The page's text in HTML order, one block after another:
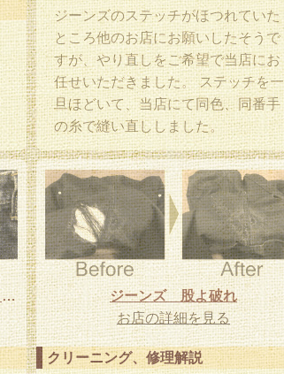
ジーンズのステッチがほつれていた
ところ他のお店にお願いしたそうで
すが、やり直しをご希望で当店にお
任せいただきました。 ステッチを一
旦ほどいて、当店にて同色、同番手
の糸で縫い直ししました。
綿 ジーンズ ボタンホール 破れ 修理
ジーンズ 股よ破れ
お店の詳細を見る
クリーニング、修理解説